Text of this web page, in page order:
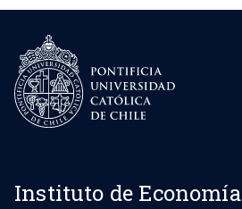
Instituto de Economía